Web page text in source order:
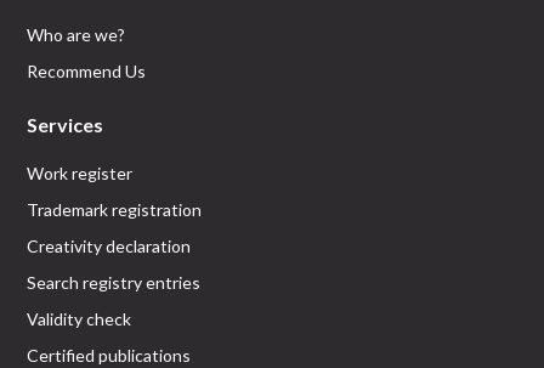
Who are we?
Recommend Us
Services
Work register
Trademark registration
Creativity declaration
Search registry entries
Validity check
Certified publications